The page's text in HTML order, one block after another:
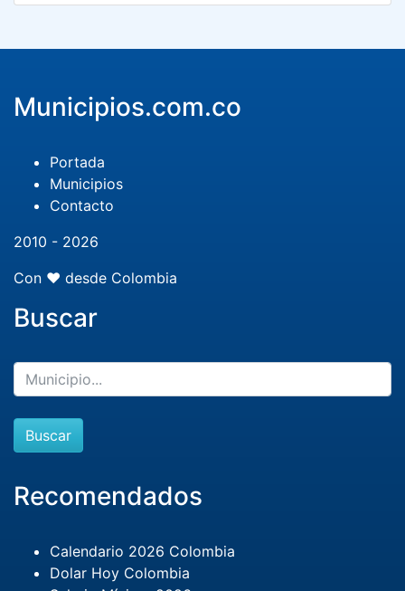
Municipios.com.co
Portada
Municipios
Contacto
2010 - 2026
Con ❤️ desde Colombia
Buscar
Buscar
Recomendados
Calendario 2026 Colombia
Dolar Hoy Colombia